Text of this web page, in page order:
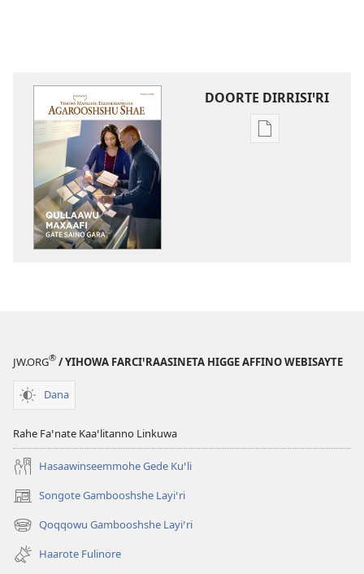
DOORTE DIRRISIꞌRI
Borro
JW.ORG® / YIHOWA FARCIꞌRAASINETA HIGGE AFFINO WEBISAYTE
Dana
Rahe Faꞌnate Kaaꞌlitanno Linkuwa
Hasaawinseemmohe Gede Kuꞌli
Songote Gambooshshe Layiꞌri
(opens
new
window)
Qoqqowu Gambooshshe Layiꞌri
(opens
new
window)
Haarote Fulinore